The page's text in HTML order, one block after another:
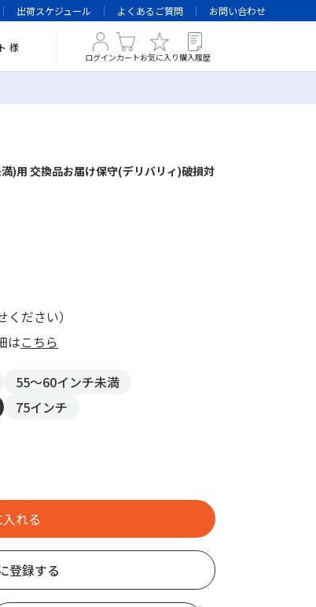
出荷スケジュール よくあるご質問 お問い合わせ
様
ログインカートお気に入り 購入履歴
)用 交換品お届け保守(デリバリィ)破損対
ださい）
はこちら
55～60インチ未満
75インチ
登録する